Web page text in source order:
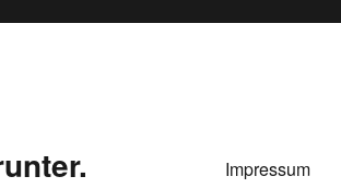
Impressum